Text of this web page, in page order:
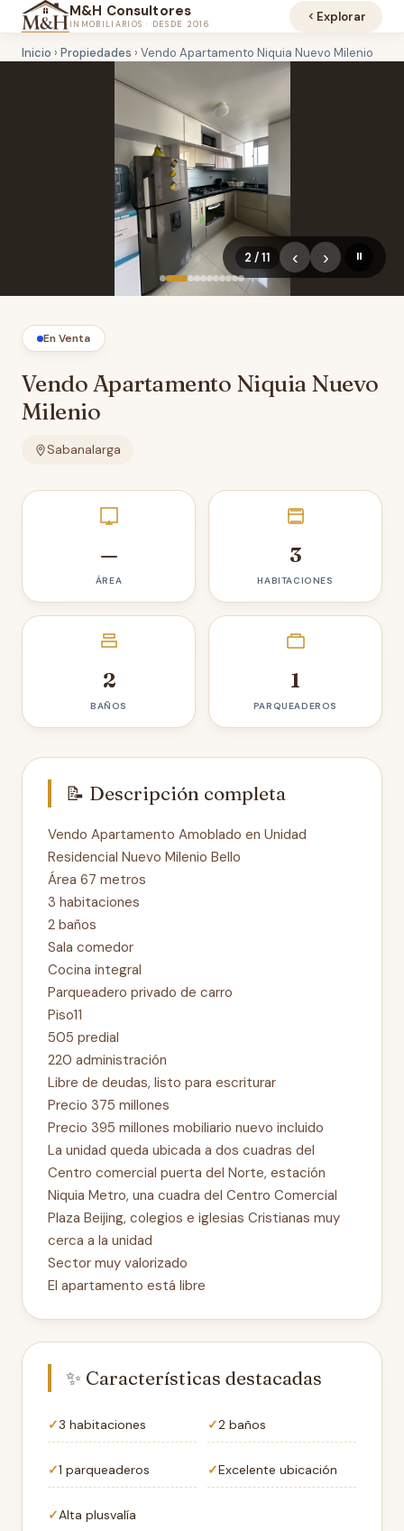
M&H Consultores
INMOBILIARIOS · DESDE 2016 Explorar
Inicio › Propiedades › Vendo Apartamento Niquia Nuevo Milenio
2 / 11 ‹ › ⏸
En Venta
Vendo Apartamento Niquia Nuevo
Milenio
Sabanalarga
—
ÁREA
3
HABITACIONES
2
BAÑOS
1
PARQUEADEROS
📝 Descripción completa
Vendo Apartamento Amoblado en Unidad
Residencial Nuevo Milenio Bello
Área 67 metros
3 habitaciones
2 baños
Sala comedor
Cocina integral
Parqueadero privado de carro
Piso11
505 predial
220 administración
Libre de deudas, listo para escriturar
Precio 375 millones
Precio 395 millones mobiliario nuevo incluido
La unidad queda ubicada a dos cuadras del
Centro comercial puerta del Norte, estación
Niquia Metro, una cuadra del Centro Comercial
Plaza Beijing, colegios e iglesias Cristianas muy
cerca a la unidad
Sector muy valorizado
El apartamento está libre
✨ Características destacadas
3 habitaciones 2 baños
1 parqueaderos Excelente ubicación
Alta plusvalía